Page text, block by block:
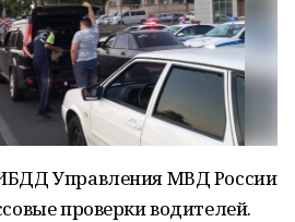
Управления МВД России
проверки водителей.